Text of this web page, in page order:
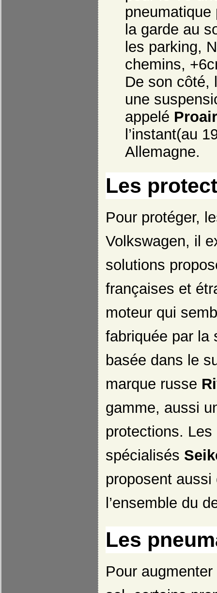
la garde au
les parking,
chemins,
De son côté,
une
appelé Proair
l’instant(au
Allemagne.
Les
Pour protéger,
Volkswagen, il
solutions
françaises et
moteur qui
fabriquée par
basée dans le
marque russe
gamme, aussi
protections.
spécialisés
proposent
l’ensemble du
Les
Pour